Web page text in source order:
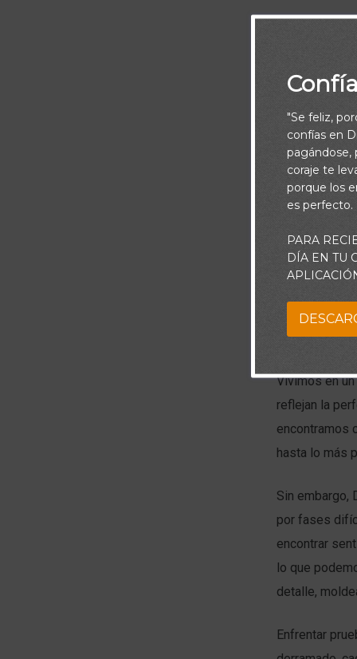
Y esta frase:
Vivimos en
reflejan la
encontramos
hasta lo más
Sin embargo,
por fases
encontrar
lo que
detalle,
Enfrentar
"Se feliz,
confías en
pagándose,
coraje te
porque los
es perfecto.
PARA
DÍA EN TU